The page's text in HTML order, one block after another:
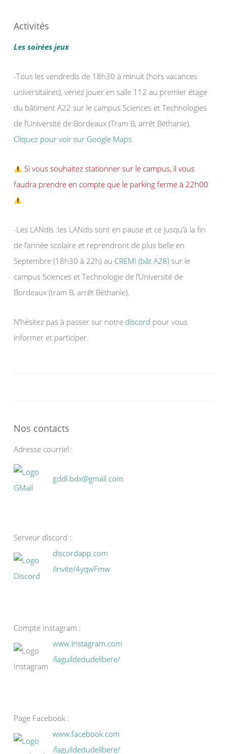
Activités
Les soirées jeux
-Tous les vendredis de 18h30 à minuit (hors vacances
universitaires), venez jouer en salle 112 au premier étage
du bâtiment A22 sur le campus Sciences et Technologies
de l’Université de Bordeaux (Tram B, arrêt Béthanie).
Cliquez pour voir sur Google Maps
Si vous souhaitez stationner sur le campus, il vous
faudra prendre en compte que le parking ferme à 22h00
-Les LANdis :les LANdis sont en pause et ce jusqu’à la fin
de l’année scolaire et reprendront de plus belle en
Septembre (18h30 à 22h) au CREMI (bât A28) sur le
campus Sciences et Technologie de l’Université de
Bordeaux (tram B, arrêt Béthanie).
N’hésitez pas à passer sur notre discord pour vous
informer et participer.
Nos contacts
Adresse courriel :
gddl.bdx@gmail.com
Serveur discord :
discordapp.com
/invite/4yqwFmw
Compte Instagram :
www.instagram.com
/laguildedudelibere/
Page Facebook :
www.facebook.com
/laguildedudelibere/